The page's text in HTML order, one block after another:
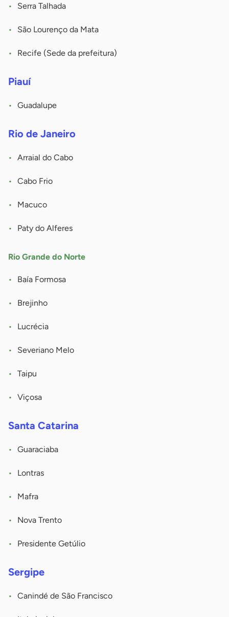
Serra Talhada
São Lourenço da Mata
Recife (Sede da prefeitura)
Piauí
Guadalupe
Rio de Janeiro
Arraial do Cabo
Cabo Frio
Macuco
Paty do Alferes
Rio Grande do Norte
Baía Formosa
Brejinho
Lucrécia
Severiano Melo
Taipu
Viçosa
Santa Catarina
Guaraciaba
Lontras
Mafra
Nova Trento
Presidente Getúlio
Sergipe
Canindé de São Francisco